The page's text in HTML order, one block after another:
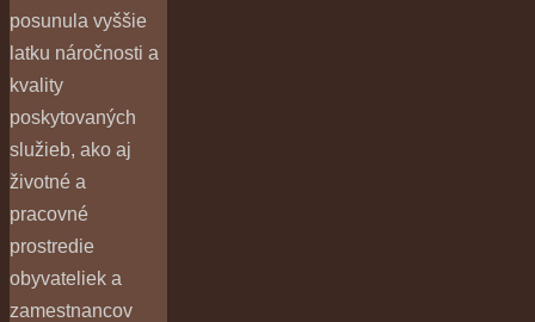
posunula vyššie
latku náročnosti a
kvality
poskytovaných
služieb, ako aj
životné a
pracovné
prostredie
obyvateliek a
zamestnancov